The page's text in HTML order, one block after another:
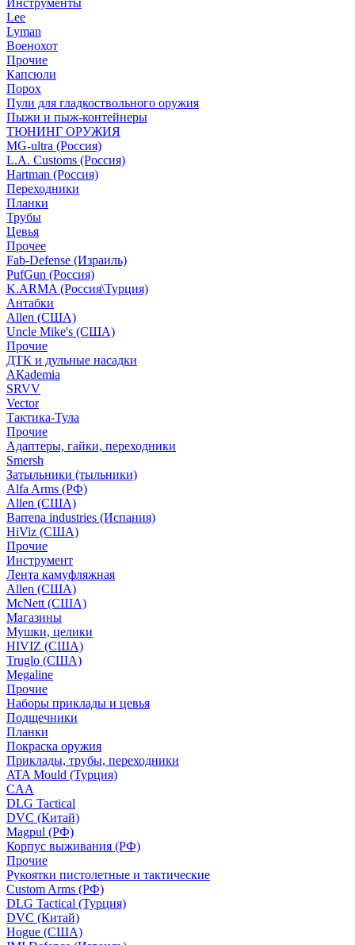
Инструменты
Lee
Lyman
Военохот
Прочие
Капсюли
Порох
Пули для гладкоствольного оружия
Пыжи и пыж-контейнеры
ТЮНИНГ ОРУЖИЯ
MG-ultra (Россия)
L.A. Customs (Россия)
Hartman (Россия)
Переходники
Планки
Трубы
Цевья
Прочее
Fab-Defense (Израиль)
PufGun (Россия)
K.ARMA (Россия\Турция)
Антабки
Allen (США)
Uncle Mike's (США)
Прочие
ДТК и дульные насадки
АКademia
SRVV
Vector
Тактика-Тула
Прочие
Адаптеры, гайки, переходники
Smersh
Затыльники (тыльники)
Alfa Arms (РФ)
Allen (США)
Barrena industries (Испания)
HiViz (США)
Прочие
Инструмент
Лента камуфляжная
Allen (США)
McNett (США)
Магазины
Мушки, целики
HIVIZ (США)
Truglo (США)
Megaline
Прочие
Наборы приклады и цевья
Подщечники
Планки
Покраска оружия
Приклады, трубы, переходники
ATA Mould (Турция)
CAA
DLG Tactical
DVC (Китай)
Magpul (РФ)
Корпус выживания (РФ)
Прочие
Рукоятки пистолетные и тактические
Custom Arms (РФ)
DLG Tactical (Турция)
DVC (Китай)
Hogue (США)